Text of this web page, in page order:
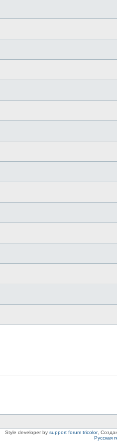
Style developer by support forum tricolor,
Русская